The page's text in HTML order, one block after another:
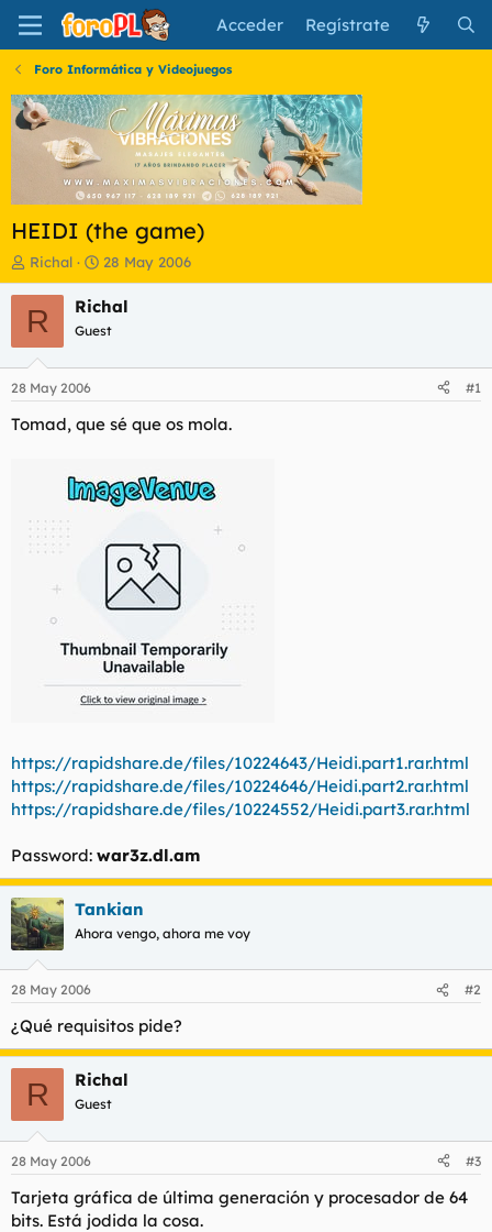
Acceder Regístrate
Foro Informática y Videojuegos
HEIDI (the game)
I
n
i
c
a
d
o
r
e
m
a
Richal
F
e
c
a
i
n
i
o
28 May 2006
R Richal
Guest
28 May 2006 #1
Tomad, que sé que os mola.
https://rapidshare.de/files/10224643/Heidi.part1.rar.html
https://rapidshare.de/files/10224646/Heidi.part2.rar.html
https://rapidshare.de/files/10224552/Heidi.part3.rar.html
Password: war3z.dl.am
Tankian
Ahora vengo, ahora me voy
28 May 2006 #2
¿Qué requisitos pide?
R Richal
Guest
28 May 2006 #3
Tarjeta gráfica de última generación y procesador de 64
bits. Está jodida la cosa.